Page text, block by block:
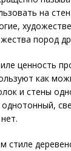
на
пород
ценность
как
и стены
стиле